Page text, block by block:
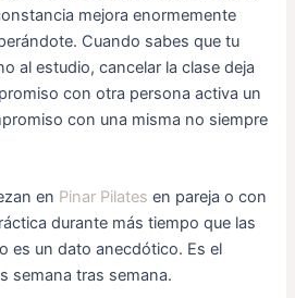
mejora enormemente
Cuando sabes que tu
al estudio, cancelar la clase deja
con otra persona activa un
con una misma no siempre
en Pinar Pilates en pareja o con
durante más tiempo que las
es un dato anecdótico. Es el
semana tras semana.